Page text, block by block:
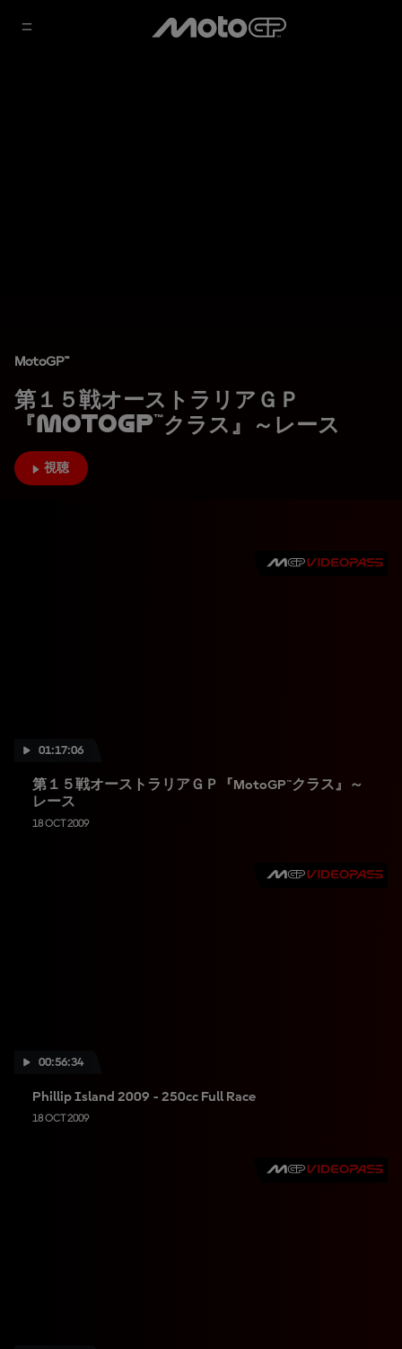
MotoGP™
第１５戦オーストラリアＧＰ
『MotoGP™クラス』～レース
視聴
01:17:06
第１５戦オーストラリアＧＰ『MotoGP™クラス』～
レース
18 OCT 2009
00:56:34
Phillip Island 2009 - 250cc Full Race
18 OCT 2009